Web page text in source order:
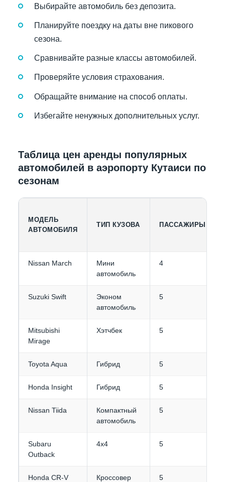
Выбирайте автомобиль без депозита.
Планируйте поездку на даты вне пикового
сезона.
Сравнивайте разные классы автомобилей.
Проверяйте условия страхования.
Обращайте внимание на способ оплаты.
Избегайте ненужных дополнительных услуг.
Таблица цен аренды популярных
автомобилей в аэропорту Кутаиси по
сезонам
МОДЕЛЬ
АВТОМОБИЛЯ
ТИП КУЗОВА ПАССАЖИРЫ
Nissan March
Мини
автомобиль
4
Suzuki Swift
Эконом
автомобиль
5
Mitsubishi
Mirage
Хэтчбек 5
Toyota Aqua Гибрид 5
Honda Insight Гибрид 5
Nissan Tiida
Компактный
автомобиль
5
Subaru
Outback
4x4 5
Honda CR-V Кроссовер 5